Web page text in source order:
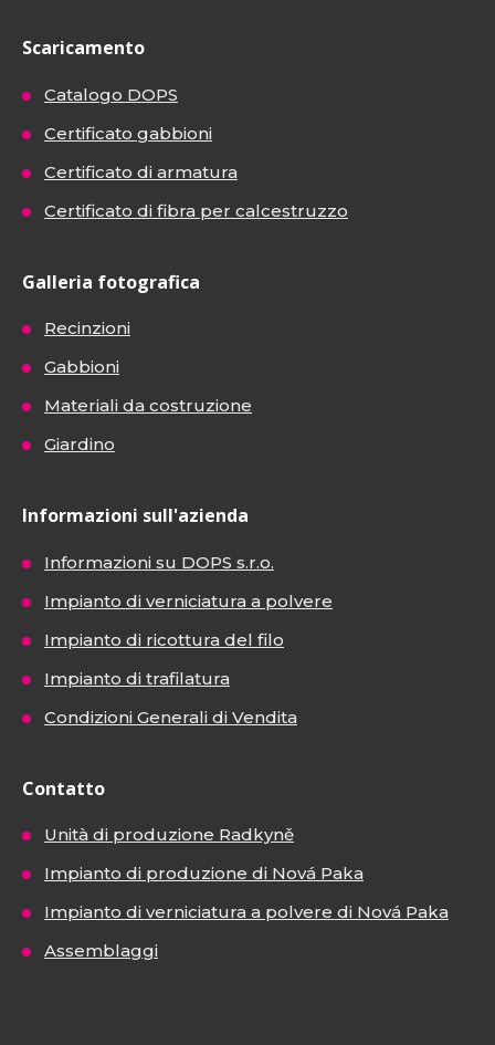
Scaricamento
Catalogo DOPS
Certificato gabbioni
Certificato di armatura
Certificato di fibra per calcestruzzo
Galleria fotografica
Recinzioni
Gabbioni
Materiali da costruzione
Giardino
Informazioni sull'azienda
Informazioni su DOPS s.r.o.
Impianto di verniciatura a polvere
Impianto di ricottura del filo
Impianto di trafilatura
Condizioni Generali di Vendita
Contatto
Unità di produzione Radkyně
Impianto di produzione di Nová Paka
Impianto di verniciatura a polvere di Nová Paka
Assemblaggi